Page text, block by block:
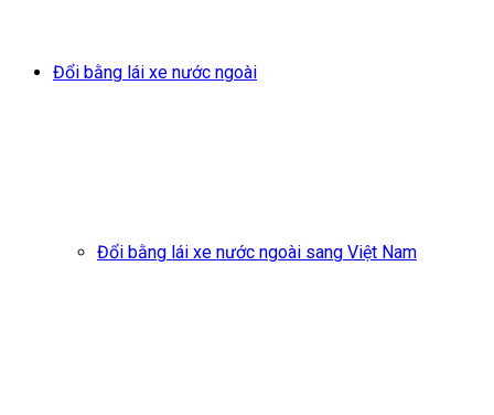
Đổi bằng lái xe nước ngoài
Đổi bằng lái xe nước ngoài sang Việt Nam